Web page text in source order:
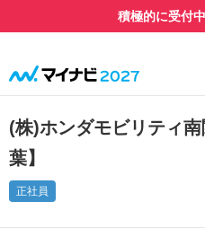
(株)ホンダモビリティ
葉】
正社員
積極的に受付